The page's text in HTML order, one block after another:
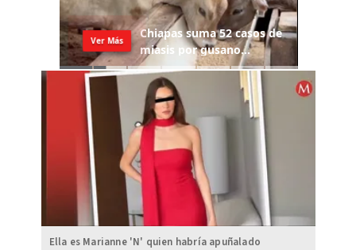
Ella es Marianne 'N' quien habría apuñalado